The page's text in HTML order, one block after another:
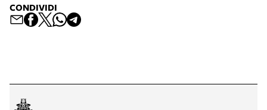
CONDIVIDI